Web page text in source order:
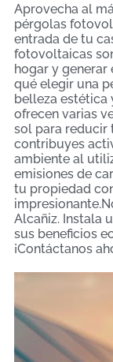
Aprovecha al
pérgolas
entrada de tu
fotovoltaicas
hogar y
qué elegir una
belleza estética
ofrecen varias
sol para reducir
contribuyes
ambiente al
emisiones de
tu propiedad
Alcañiz. Instala
sus beneficios
¡Contáctanos